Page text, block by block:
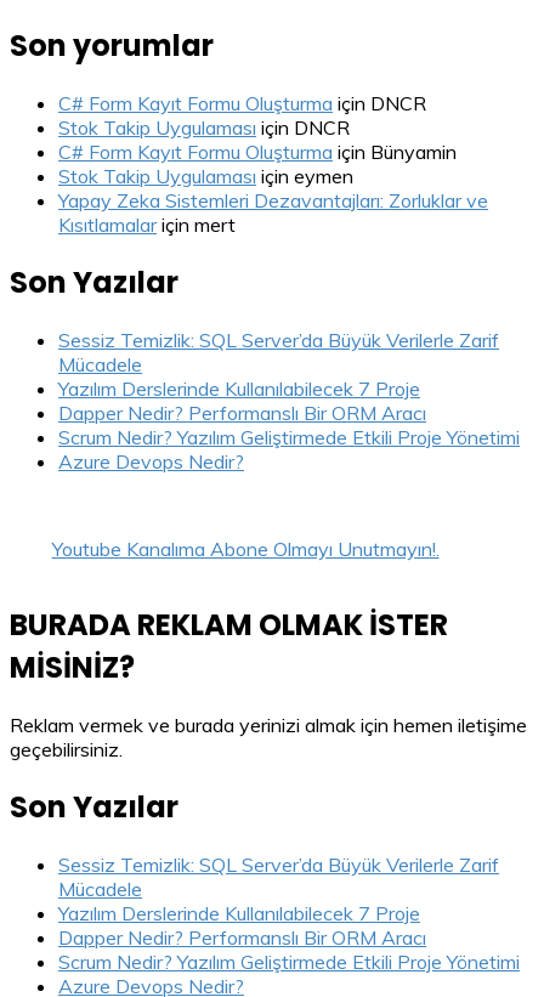
sayfalaması
Son yorumlar
C# Form Kayıt Formu Oluşturma için DNCR
Stok Takip Uygulaması için DNCR
C# Form Kayıt Formu Oluşturma için Bünyamin
Stok Takip Uygulaması için eymen
Yapay Zeka Sistemleri Dezavantajları: Zorluklar ve
Kısıtlamalariçin mert
Son Yazılar
Sessiz Temizlik: SQL Server’da Büyük Verilerle Zarif
Mücadele
Yazılım Derslerinde Kullanılabilecek 7 Proje
Dapper Nedir? Performanslı Bir ORM Aracı
Scrum Nedir? Yazılım Geliştirmede Etkili Proje Yönetimi
Azure Devops Nedir?
Youtube Kanalıma Abone Olmayı Unutmayın!.
BURADA REKLAM OLMAK İSTER
MİSİNİZ?
Reklam vermek ve burada yerinizi almak için hemen iletişime
geçebilirsiniz.
Son Yazılar
Sessiz Temizlik: SQL Server’da Büyük Verilerle Zarif
Mücadele
Yazılım Derslerinde Kullanılabilecek 7 Proje
Dapper Nedir? Performanslı Bir ORM Aracı
Scrum Nedir? Yazılım Geliştirmede Etkili Proje Yönetimi
Azure Devops Nedir?